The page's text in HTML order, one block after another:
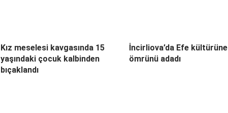
Kız meselesi kavgasında 15
yaşındaki çocuk kalbinden
bıçaklandı
İncirliova’da Efe kültürüne
ömrünü adadı